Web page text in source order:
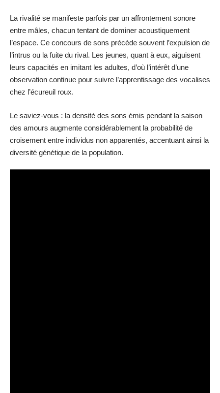
La rivalité se manifeste parfois par un affrontement sonore
entre mâles, chacun tentant de dominer acoustiquement
l’espace. Ce concours de sons précède souvent l’expulsion de
l’intrus ou la fuite du rival. Les jeunes, quant à eux, aiguisent
leurs capacités en imitant les adultes, d’où l’intérêt d’une
observation continue pour suivre l’apprentissage des vocalises
chez l’écureuil roux.
Le saviez-vous : la densité des sons émis pendant la saison
des amours augmente considérablement la probabilité de
croisement entre individus non apparentés, accentuant ainsi la
diversité génétique de la population.